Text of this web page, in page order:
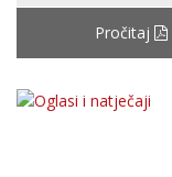
Pročitaj